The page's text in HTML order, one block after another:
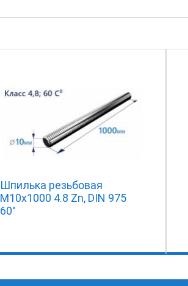
Шпилька резьбовая
М10х1000 4.8 Zn, DIN 975
60°